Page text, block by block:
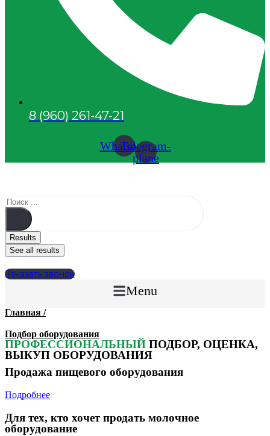
8 (960) 261-47-21
Whatsapp
Telegram-
plane
Results
See all results
Заказать звонок
Menu
Главная /
Подбор оборудования
ПРОФЕССИОНАЛЬНЫЙ ПОДБОР, ОЦЕНКА,
ВЫКУП ОБОРУДОВАНИЯ
Продажа пищевого оборудования
Подробнее
Для тех, кто хочет продать молочное
оборудование